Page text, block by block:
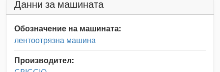
Данни за машината
Обозначение на машината:
лентоотрязна машина
Производител: